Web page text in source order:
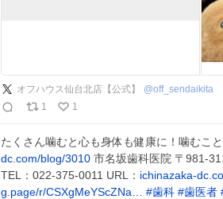
オフハウス仙台北店【公式】 @off_sendaikita
1
1
たくさん噛むと心も身体も健康に！噛むこ
dc.com/blog/3010 市名坂歯科医院 〒981-
TEL：022-375-0011 URL： ichinazaka-
g.page/r/CSXgMeYScZNa…
#歯科 #歯医者